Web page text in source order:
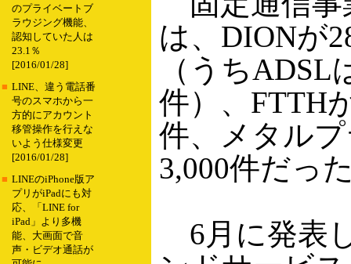
のプライベートブ
ラウジング機能、
認知していた人は
23.1％
[2016/01/28]
■ LINE、違う電話番
号のスマホから一
方的にアカウント
移管操作を行えな
いよう仕様変更
[2016/01/28]
■ LINEのiPhone版ア
プリがiPadにも対
応、「LINE for
iPad」より多機
能、大画面で音
声・ビデオ通話が
は、DIONが
（うちADSL
件）、FTTH
件、メタル
3,000件だっ
6月に発表